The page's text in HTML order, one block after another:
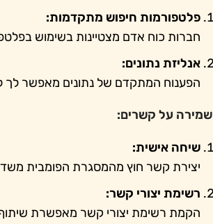
פלטפורמות חיפוש מתקדמות:
חברות כוח אדם מצטיינות בשימוש
אנליזת נתונים:
הפענוח המתקדם של נתונים מאפשר לך
שמירה על קשרים:
שיחה אישית:
יצירת קשר חוץ מהמסגרת הפומבית
רשימת יצורי קשר:
הקמת רשימת יצורי קשר מאפשרת שיתוף